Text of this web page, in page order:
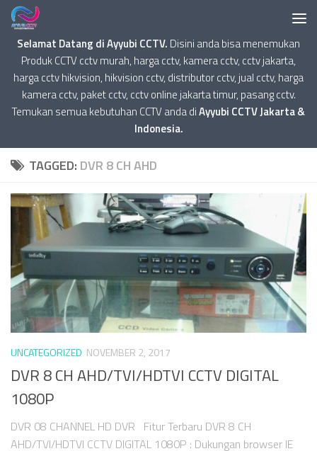
Selamat Datang di Ayyubi CCTV. Disini anda bisa menemukan
Produk CCTV cctv murah, harga cctv, kamera cctv, cctv jakarta,
harga cctv hikvision, hikvision cctv, distributor cctv, jual cctv, harga
kamera cctv, paket cctv, cctv online jakarta timur, pasang cctv.
Temukan semua kebutuhan CCTV anda diAyyubi CCTV Jakarta &
Indonesia.
TAGGED: DVR 8 CH AHD
UNCATEGORIZED NOVEMBER 2, 2017
DVR 8 CH AHD/TVI/HDTVI CCTV DIGITAL
1080P
DVR 08 CHANNEL HD DVR Fitur Terbaru DVR 8 CH
AHD/TVI/HDTVI CCTV DIGITAL 1080P : Dukungan browser IE